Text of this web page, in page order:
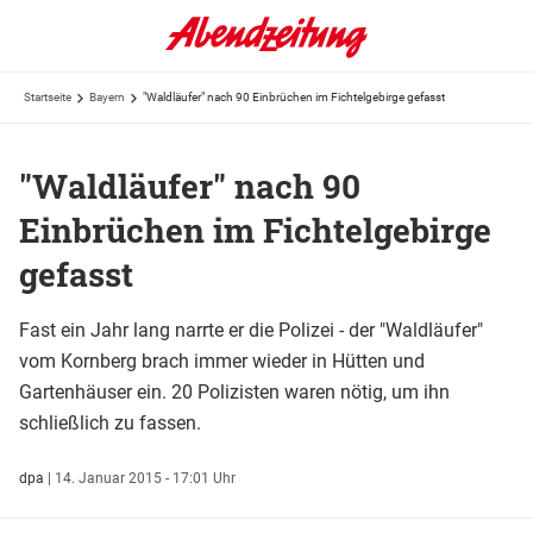
Startseite Bayern "Waldläufer" nach 90 Einbrüchen im Fichtelgebirge gefasst
"Waldläufer" nach 90
Einbrüchen im Fichtelgebirge
gefasst
Fast ein Jahr lang narrte er die Polizei - der "Waldläufer"
vom Kornberg brach immer wieder in Hütten und
Gartenhäuser ein. 20 Polizisten waren nötig, um ihn
schließlich zu fassen.
dpa | 14. Januar 2015 - 17:01 Uhr